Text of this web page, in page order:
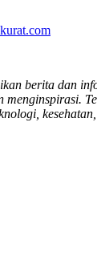
berita dan
menginspirasi.